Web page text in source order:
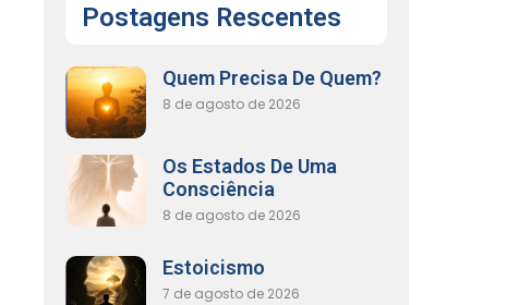
Postagens Rescentes
Quem Precisa De Quem?
8 de agosto de 2026
Os Estados De Uma
Consciência
8 de agosto de 2026
Estoicismo
7 de agosto de 2026